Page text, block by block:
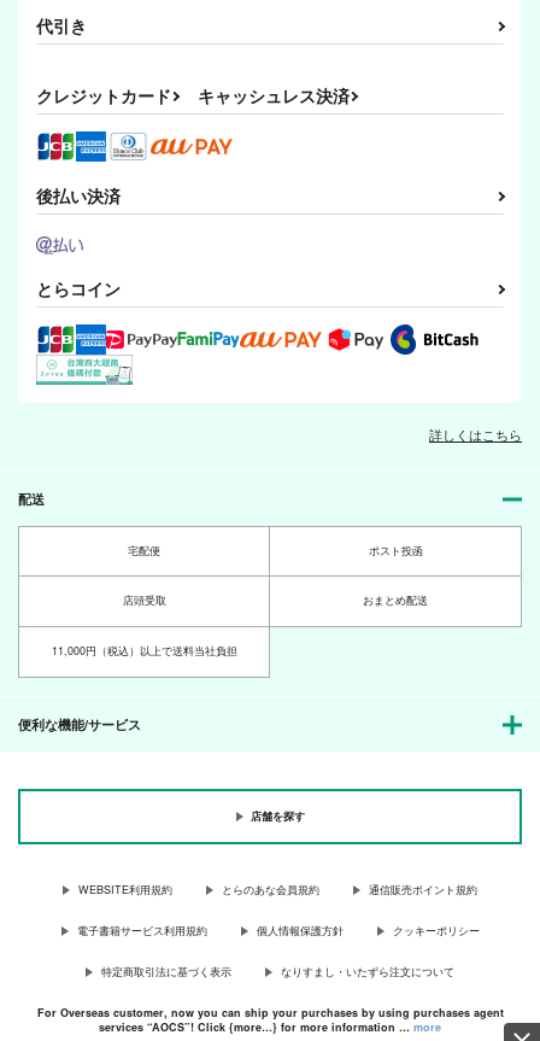
代引き
クレジットカード キャッシュレス決済
後払い決済
とらコイン
詳しくはこちら
配送
宅配便 ポスト投函
店頭受取 おまとめ配送
11,000円（税込）以上で送料当社負担
便利な機能/サービス
店舗を探す
WEBSITE利用規約 とらのあな会員規約 通信販売ポイント規約
電子書籍サービス利用規約 個人情報保護方針 クッキーポリシー
特定商取引法に基づく表示 なりすまし・いたずら注文について
For Overseas customer, now you can ship your purchases by using purchases agent
services “AOCS”! Click {more…} for more information … more